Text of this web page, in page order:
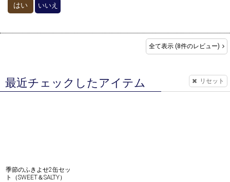
はい
いいえ
全て表示 (8件のレビュー)
最近チェックしたアイテム リセット
季節のふきよせ2缶セッ
ト（SWEET＆SALTY）